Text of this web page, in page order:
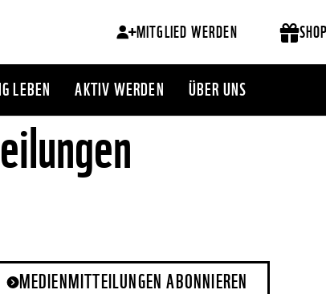
MITGLIED WERDEN SHOP
LEBEN AKTIV WERDEN ÜBER UNS
MEDIENMITTEILUNGEN ABONNIEREN